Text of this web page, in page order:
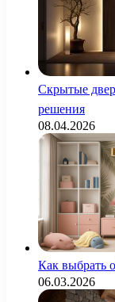
Скрытые
решения
08.04.2026
Как выбрать
06.03.2026